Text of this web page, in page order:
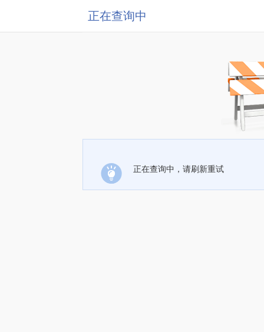
正在查询中
正在查询中，请刷新重试